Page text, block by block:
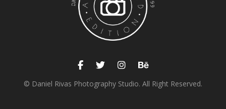
© Daniel Rivas Photography Studio. All Right Reserved.